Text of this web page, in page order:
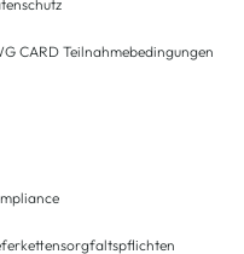
CARD Teilnahmebedingungen